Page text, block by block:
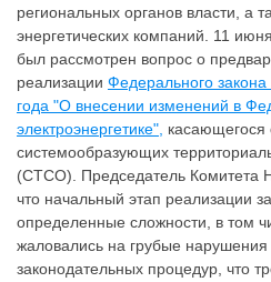
региональных органов власти, а
энергетических компаний. 11
был рассмотрен вопрос о
реализации Федерального
года "О внесении изменений в
электроэнергетике", касающегося
системообразующих
(СТСО). Председатель Комитета
что начальный этап реализации
определенные сложности, в том
жаловались на грубые нарушения
законодательных процедур, что